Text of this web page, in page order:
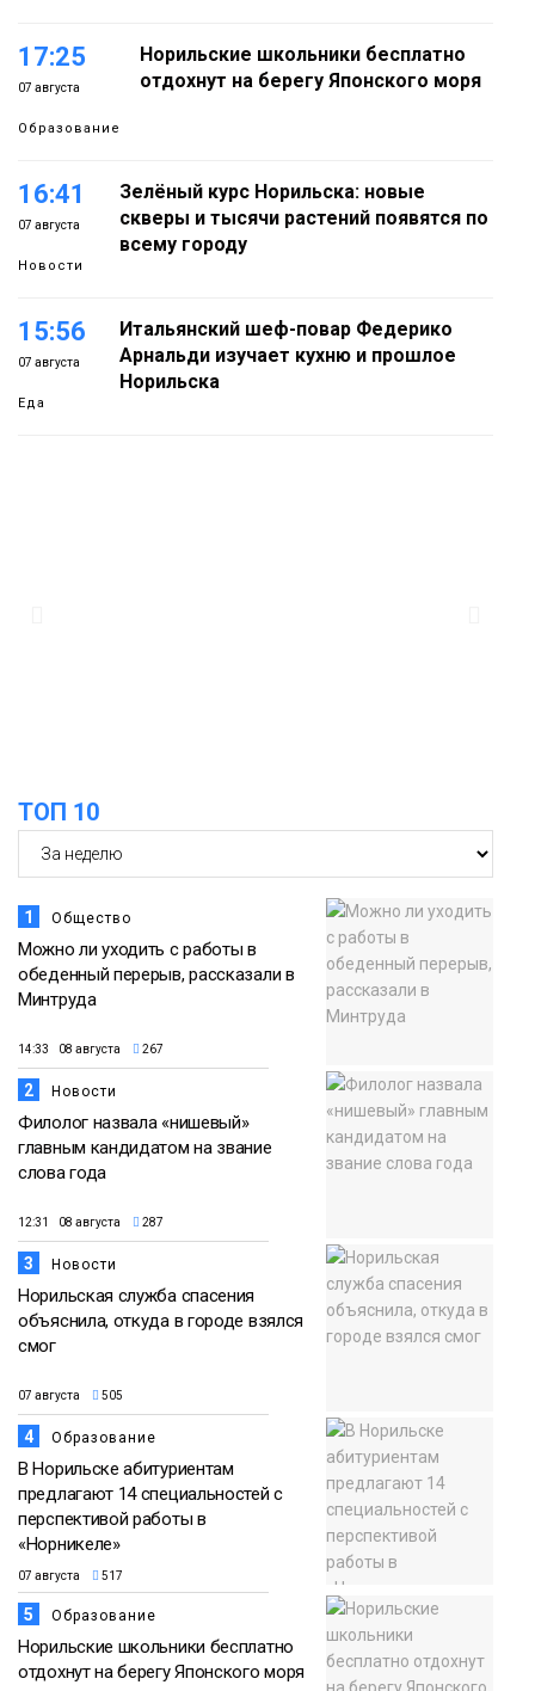
17:25
07 августа
Образование
Норильские школьники бесплатно
отдохнут на берегу Японского моря
16:41
07 августа
Новости
Зелёный курс Норильска: новые
скверы и тысячи растений появятся по
всему городу
15:56
07 августа
Еда
Итальянский шеф-повар Федерико
Арнальди изучает кухню и прошлое
Норильска
Новости
ТОП 10
1 Общество
Можно ли уходить с работы в
обеденный перерыв, рассказали в
Минтруда
14:33 08 августа 267
2 Новости
Филолог назвала «нишевый»
главным кандидатом на звание
слова года
12:31 08 августа 287
3 Новости
Норильская служба спасения
объяснила, откуда в городе взялся
смог
07 августа 505
4 Образование
В Норильске абитуриентам
предлагают 14 специальностей с
перспективой работы в
«Норникеле»
07 августа 517
5 Образование
Норильские школьники бесплатно
отдохнут на берегу Японского моря